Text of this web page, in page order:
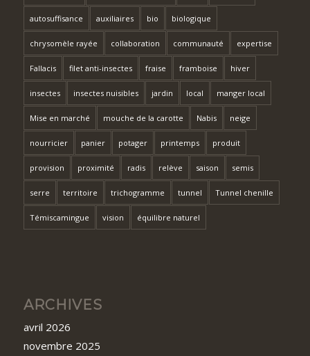
autosuffisance auxiliaires bio biologique
chrysomèle rayée collaboration communauté expertise
Fallacis filet anti-insectes fraise framboise hiver
insectes insectes nuisibles jardin local manger local
Mise en marché mouche de la carotte Nabis neige
nourricier panier potager printemps produit
provision proximité radis relève saison semis
serre territoire trichogramme tunnel Tunnel chenille
Témiscamingue vision équilibre naturel
ARCHIVES
avril 2026
novembre 2025